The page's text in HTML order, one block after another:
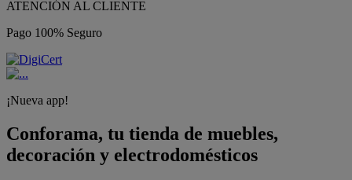
ATENCIÓN AL CLIENTE
Pago 100% Seguro
¡Nueva app!
Conforama, tu tienda de muebles,
decoración y electrodomésticos